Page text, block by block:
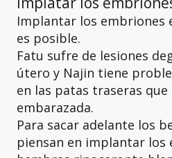
Implantar los embriones
es posible.
Fatu sufre de lesiones
útero y Najin tiene
en las patas traseras
embarazada.
Para sacar adelante los
piensan en implantar los